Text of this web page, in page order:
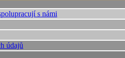
s námi
údajů